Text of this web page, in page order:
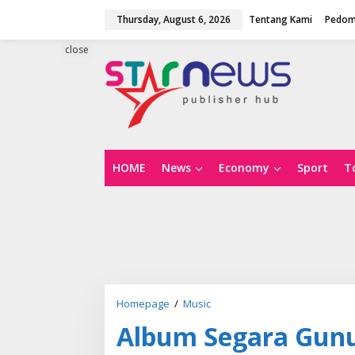
Thursday, August 6, 2026 Tentang Kami
HOME News Economy Sport
close
Homepage / Music
b
u
Album Segara